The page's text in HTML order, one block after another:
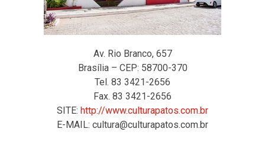
Av. Rio Branco, 657
Brasília – CEP: 58700-370
Tel. 83 3421-2656
Fax. 83 3421-2656
SITE: http://www.culturapatos.com.br
E-MAIL: cultura@culturapatos.com.br